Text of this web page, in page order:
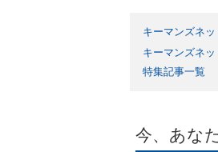
キーマンズネッ
キーマンズネッ
特集記事一覧